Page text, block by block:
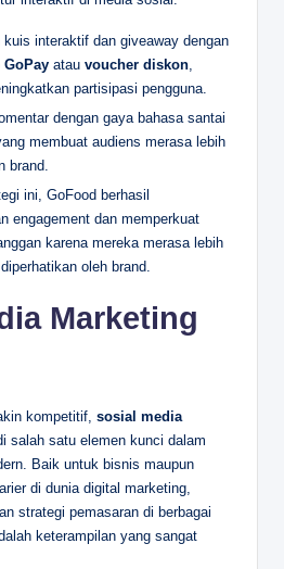
kuis interaktif dan giveaway dengan
GoPay atau voucher diskon
partisipasi pengguna.
dengan gaya bahasa santai
membuat audiens merasa lebih
brand.
ini, GoFood berhasil
engagement dan memperkuat
karena mereka merasa lebih
oleh brand.
Marketing
kompetitif, sosial media
salah satu elemen kunci dalam
Baik untuk bisnis maupun
di dunia digital marketing,
strategi pemasaran di berbagai
keterampilan yang sangat